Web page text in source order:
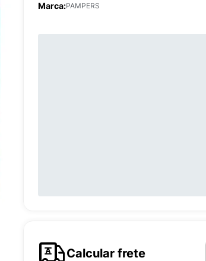
Marca:PAMPERS
Calcular frete